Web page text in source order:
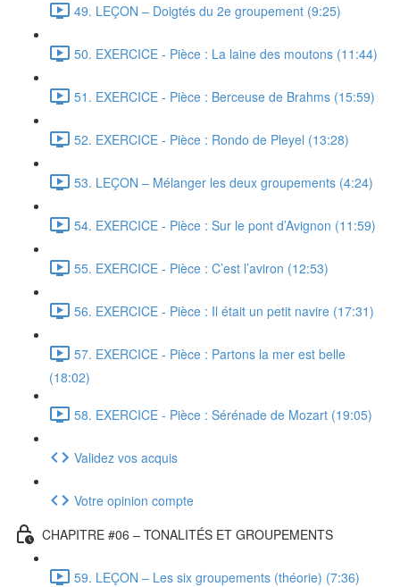
49. LEÇON – Doigtés du 2e groupement (9:25)
50. EXERCICE - Pièce : La laine des moutons (11:44)
51. EXERCICE - Pièce : Berceuse de Brahms (15:59)
52. EXERCICE - Pièce : Rondo de Pleyel (13:28)
53. LEÇON – Mélanger les deux groupements (4:24)
54. EXERCICE - Pièce : Sur le pont d’Avignon (11:59)
55. EXERCICE - Pièce : C’est l’aviron (12:53)
56. EXERCICE - Pièce : Il était un petit navire (17:31)
57. EXERCICE - Pièce : Partons la mer est belle
(18:02)
58. EXERCICE - Pièce : Sérénade de Mozart (19:05)
Validez vos acquis
Votre opinion compte
CHAPITRE #06 – TONALITÉS ET GROUPEMENTS
59. LEÇON – Les six groupements (théorie) (7:36)